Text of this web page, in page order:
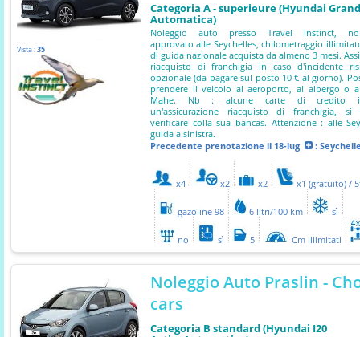
Vista :35
Categoria A - superieure (Hyundai
Automatica)
Noleggio auto presso Travel Instinct,
approvato alle Seychelles, chilometraggio
di guida nazionale acquista da almeno 3 mesi.
riacquisto di franchigia in caso d'incidente
opzionale (da pagare sul posto 10 € al giorno).
prendere il veicolo al aeroporto, al albergo o
Mahe. Nb : alcune carte di credito
un'assicurazione riacquisto di franchigia,
verificare colla sua bancas. Attenzione : alle
guida a sinistra.
Precedente prenotazione il 18-lug :
x4 x2 x2 x1 (gratuito) /
gazoline 98 6 litri/100 km sì
no sì 5 Cm illimitati
Noleggio Auto Praslin -
cars
Categoria B standard (Hyundai I20